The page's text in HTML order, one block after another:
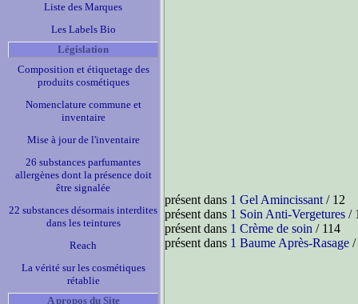
Liste des Marques
Les Labels Bio
Législation
Composition et étiquetage des
produits cosmétiques
Nomenclature commune et
inventaire
Mise à jour de l'inventaire
26 substances parfumantes
allergènes dont la présence doit
être signalée
22 substances désormais interdites
dans les teintures
Reach
La vérité sur les cosmétiques
rétablie
A propos du Site
présent dans 1 Gel Amincissant / 12
présent dans 1 Soin Anti-Vergetures /
présent dans 1 Crème de soin / 114
présent dans 1 Baume Après-Rasage /